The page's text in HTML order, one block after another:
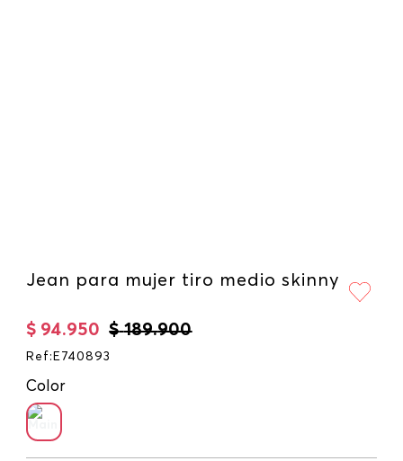
Jean para mujer tiro medio skinny
$ 189.900
$ 94.950
Ref : E740893
Color